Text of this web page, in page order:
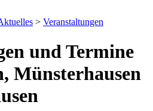
> Veranstaltungen
und Termine
Münsterhausen